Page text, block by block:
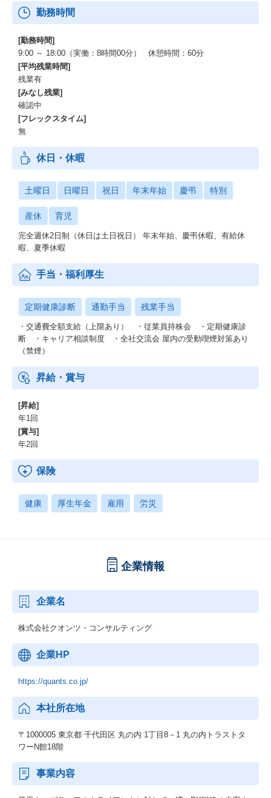
勤務時間
[勤務時間]
9:00 ～ 18:00（実働：8時間00分） 休憩時間：60分
[平均残業時間]
残業有
[みなし残業]
確認中
[フレックスタイム]
無
休日・休暇
土曜日 日曜日 祝日 年末年始 慶弔 特別
産休 育児
完全週休2日制（休日は土日祝日） 年末年始、慶弔休暇、有給休
暇、夏季休暇
手当・福利厚生
定期健康診断 通勤手当 残業手当
・交通費全額支給（上限あり） ・従業員持株会 ・定期健康診
断 ・キャリア相談制度 ・全社交流会 屋内の受動喫煙対策あり
（禁煙）
昇給・賞与
[昇給]
年1回
[賞与]
年2回
保険
健康 厚生年金 雇用 労災
企業情報
企業名
株式会社クオンツ・コンサルティング
企業HP
https://quants.co.jp/
本社所在地
〒1000005 東京都 千代田区 丸の内 1丁目8－1 丸の内トラストタ
ワーN館18階
事業内容